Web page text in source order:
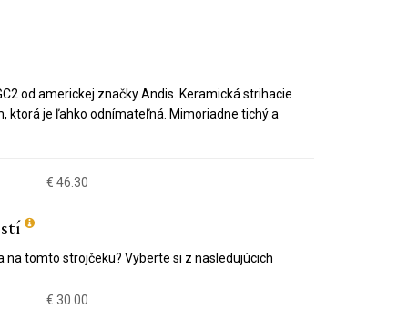
od americkej značky Andis. Keramická strihacie
ktorá je ľahko odnímateľná. Mimoriadne tichý a
€ 46.30
tomto strojčeku? Vyberte si z nasledujúcich
€ 30.00